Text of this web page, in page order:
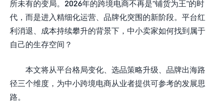
所未有的变局。2026年的跨境电商不再是”铺货为王”的时
代，而是进入精细化运营、品牌化突围的新阶段。平台红
利消退、成本持续攀升的背景下，中小卖家如何找到属于
自己的生存空间？
本文将从平台格局变化、选品策略升级、品牌出海路
径三个维度，为中小跨境电商从业者提供可参考的发展思
路。